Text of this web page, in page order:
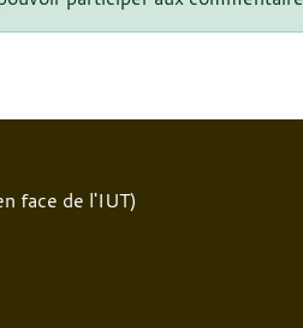
face de l'IUT)